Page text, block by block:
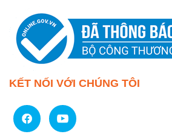
KẾT NỐI VỚI CHÚNG TÔI